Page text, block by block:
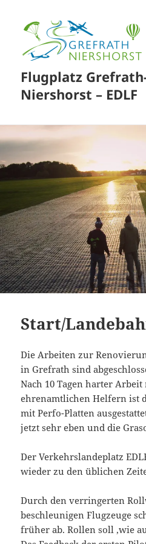
Flugplatz
Niershorst – EDLF
Start/
Die Arbeiten zur
in Grefrath sind
Nach 10 Tagen harter Arbeit
ehrenamtlichen Helfern ist
mit Perfo-Platten
jetzt sehr eben und die
Der Verkehrslandeplatz
wieder zu den üblichen
Durch den verringerten
beschleunigen Flugzeuge
früher ab. Rollen soll ‚wie